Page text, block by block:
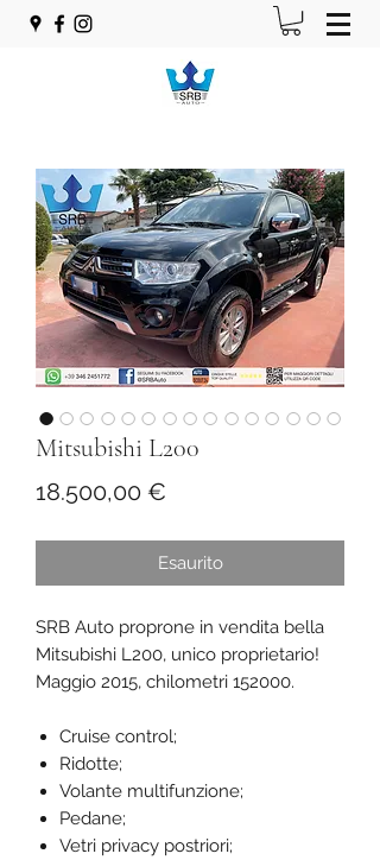
Mitsubishi L200
18.500,00 €
Esaurito
SRB Auto proprone in vendita bella
Mitsubishi L200, unico proprietario!
Maggio 2015, chilometri 152000.
Cruise control;
Ridotte;
Volante multifunzione;
Pedane;
Vetri privacy postriori;